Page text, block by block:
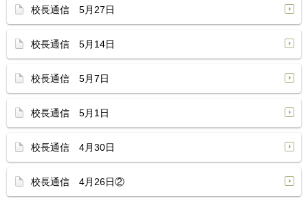
校長通信 5月27日
校長通信 5月14日
校長通信 5月7日
校長通信 5月1日
校長通信 4月30日
校長通信 4月26日②